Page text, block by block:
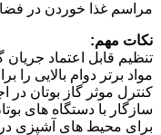
مراسم غذا خوردن در فضای
نکات مهم:
تنظیم قابل اعتماد
مواد برتر دوام بالایی
کنترل موثر گاز بوتان در
سازگار با دستگاه های
برای محیط های آشپزی